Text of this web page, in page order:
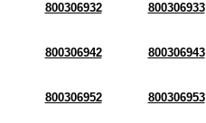
800306932 800306933
800306942 800306943
800306952 800306953